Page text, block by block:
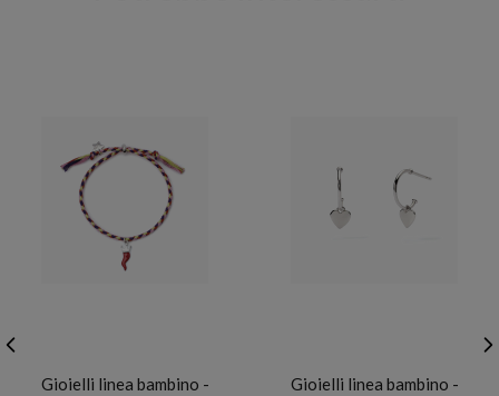
Gioielli linea bambino -
Gioielli linea bambino -